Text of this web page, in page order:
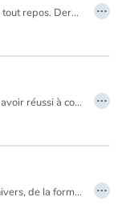
Quickly Lucky n’a pas une vie de tout repos. Dernier justicier du Far West, notre cow-boy traque sans répit les hors-la-loi. …
Pénélope est folle de joie : après avoir réussi à convaincre ses parents, elle va enfin quitter l’île de Samos pour rejoindre son oncle Nikos à New York. Sa voisine Agathe doit l’accompagner dans cette traversée de l’Atlantique. Mais avant cela, la jeune fille se heurte aux difficultés administratives. Laissera-t-elle son rêve lui échapper pour quelques papiers non signés ? …
Du Big Bang à la création de l'univers, de la formation de la planète Terre à de l'apparition des premières cellules qui donneront naissance aux premières formes de vie marines puis terrestres jusqu'à l'arrivée d'un bébé qui naît... …